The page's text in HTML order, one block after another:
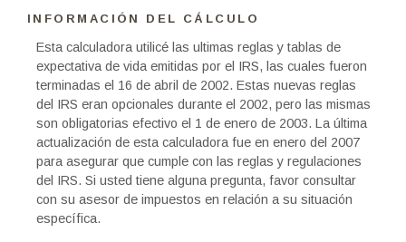
INFORMACIÓN DEL CÁLCULO
Esta calculadora utilicé las ultimas reglas y tablas de
expectativa de vida emitidas por el IRS, las cuales fueron
terminadas el 16 de abril de 2002. Estas nuevas reglas
del IRS eran opcionales durante el 2002, pero las mismas
son obligatorias efectivo el 1 de enero de 2003. La última
actualización de esta calculadora fue en enero del 2007
para asegurar que cumple con las reglas y regulaciones
del IRS. Si usted tiene alguna pregunta, favor consultar
con su asesor de impuestos en relación a su situación
específica.